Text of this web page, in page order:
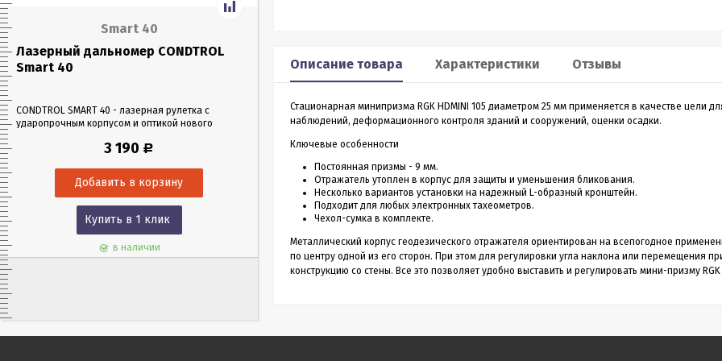
Smart 40
Лазерный дальномер CONDTROL
Smart 40
CONDTROL SMART 40 - лазерная рулетка с
ударопрочным корпусом и оптикой нового
в любых условиях освещения. Позволяет
помещениях на расстоянии до 40 м.
3 190 Р
Купить в 1 клик
в наличии
Smart 60
CONDTROL SMART 60 – лазерный дальномер, в
эргономичном ударопрочном корпусе.
Лазерная рулетка работает на расстоянии от
0,05 до 60 метров даже на улице. Погрешность
измерения – всего 1,5 мм
3 990
Купить в 1 клик
в наличии
CONDTROL XP2
Лазерный дальномер CONDTROL XP2 –
старшая модель дальномера XP1.
измерение площади стен и функцией
измерения угла наклона, которая на
всего одного замера позволяет
в наличии
Описание товара Характеристики Отзывы
Стационарная минипризма RGK HDMINI 105 диаметром 25 мм применяется в качестве цели
наблюдений, деформационного контроля зданий и сооружений, оценки осадки.
Ключевые особенности
Постоянная призмы - 9 мм.
Отражатель утоплен в корпус для защиты и уменьшения бликования.
Несколько вариантов установки на надежный L-образный кронштейн.
Подходит для любых электронных тахеометров.
Чехол-сумка в комплекте.
Металлический корпус геодезического отражателя ориентирован на всепогодное
по центру одной из его сторон. При этом для регулировки угла наклона или перемещения
конструкцию со стены. Все это позволяет удобно выставить и регулировать мини-призму